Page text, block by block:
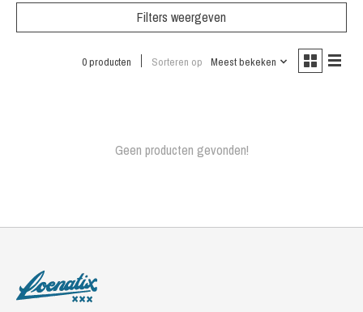
Filters weergeven
0 producten Sorteren op Meest bekeken
Geen producten gevonden!